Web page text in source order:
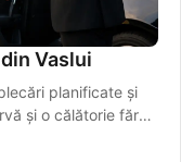
Vaslui
planificate și
și o călătorie fără